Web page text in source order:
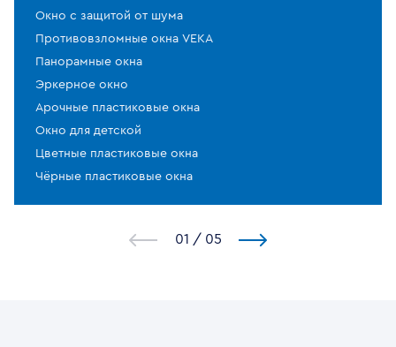
Окно с защитой от шума
Противовзломные окна VEKA
Панорамные окна
Эркерное окно
Арочные пластиковые окна
Окно для детской
Цветные пластиковые окна
Чёрные пластиковые окна
1 / 5